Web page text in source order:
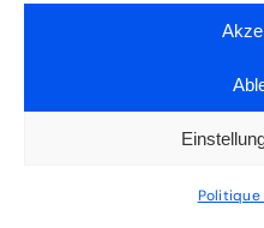
Politique